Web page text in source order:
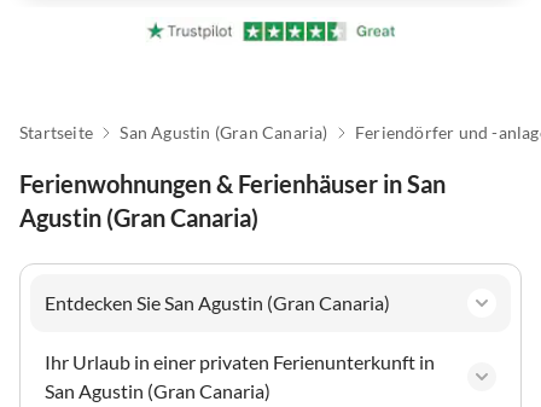
Startseite San Agustin (Gran Canaria) Feriendörfer und -
Ferienwohnungen & Ferienhäuser in San
Agustin (Gran Canaria)
Entdecken Sie San Agustin (Gran Canaria)
Ihr Urlaub in einer privaten Ferienunterkunft in
San Agustin (Gran Canaria)